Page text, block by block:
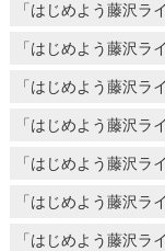
「はじめよう藤沢ラ
「はじめよう藤沢ラ
「はじめよう藤沢ラ
「はじめよう藤沢ラ
「はじめよう藤沢ラ
「はじめよう藤沢ラ
「はじめよう藤沢ラ